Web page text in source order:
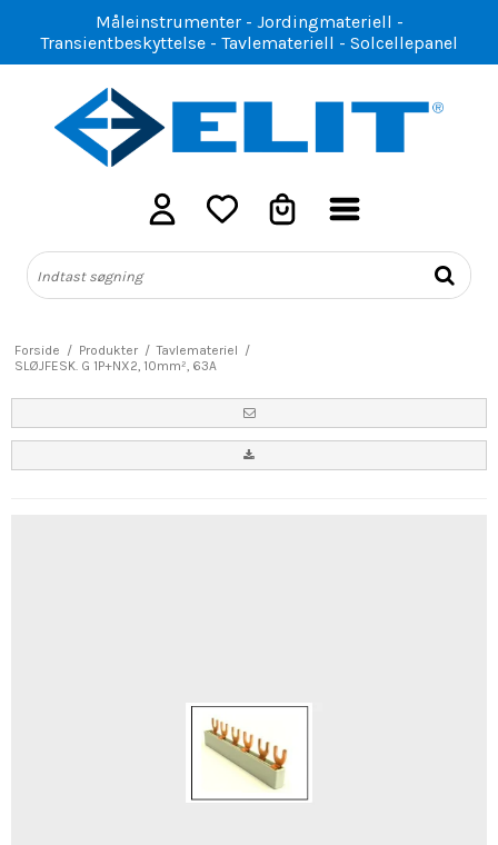
Måleinstrumenter - Jordingmateriell -
Transientbeskyttelse - Tavlemateriell - Solcellepanel
Forside / Produkter / Tavlemateriel /
SLØJFESK. G 1P+NX2, 10mm², 63A